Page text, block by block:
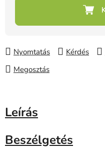
Nyomtatás Kérdés
Megosztás
Leírás
Beszélgetés